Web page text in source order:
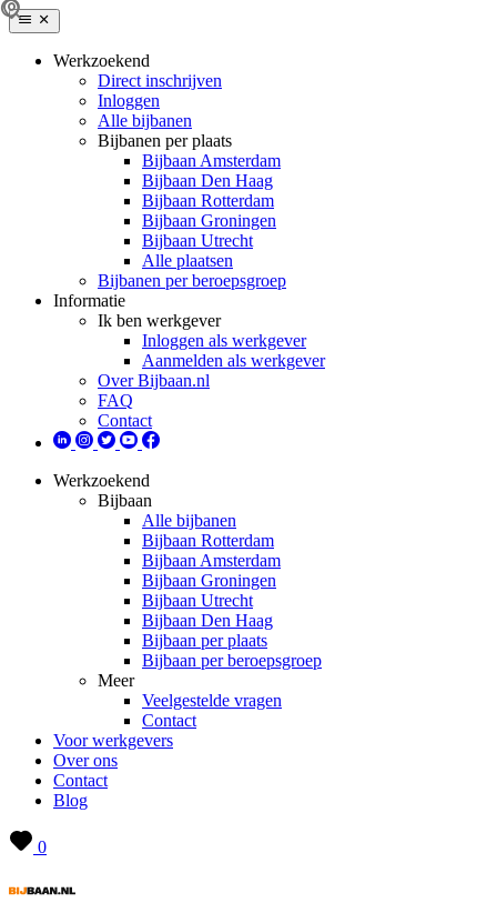
Werkzoekend
Direct inschrijven
Inloggen
Alle bijbanen
Bijbanen per plaats
Bijbaan Amsterdam
Bijbaan Den Haag
Bijbaan Rotterdam
Bijbaan Groningen
Bijbaan Utrecht
Alle plaatsen
Bijbanen per beroepsgroep
Informatie
Ik ben werkgever
Inloggen als werkgever
Aanmelden als werkgever
Over Bijbaan.nl
FAQ
Contact
Werkzoekend
Bijbaan
Alle bijbanen
Bijbaan Rotterdam
Bijbaan Amsterdam
Bijbaan Groningen
Bijbaan Utrecht
Bijbaan Den Haag
Bijbaan per plaats
Bijbaan per beroepsgroep
Meer
Veelgestelde vragen
Contact
Voor werkgevers
Over ons
Contact
Blog
0